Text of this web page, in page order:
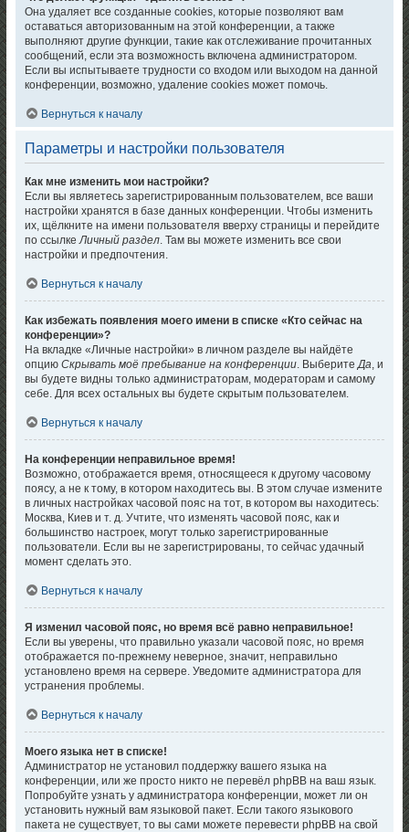
Она удаляет все созданные cookies, которые позволяют вам
оставаться авторизованным на этой конференции, а также
выполняют другие функции, такие как отслеживание прочитанных
сообщений, если эта возможность включена администратором.
Если вы испытываете трудности со входом или выходом на данной
конференции, возможно, удаление cookies может помочь.
Вернуться к началу
Параметры и настройки пользователя
Как мне изменить мои настройки?
Если вы являетесь зарегистрированным пользователем, все ваши
настройки хранятся в базе данных конференции. Чтобы изменить
их, щёлкните на имени пользователя вверху страницы и перейдите
по ссылкеЛичный раздел. Там вы можете изменить все свои
настройки и предпочтения.
Вернуться к началу
Как избежать появления моего имени в списке «Кто сейчас на
конференции»?
На вкладке «Личные настройки» в личном разделе вы найдёте
опциюСкрывать моё пребывание на конференции. ВыберитеДа, и
вы будете видны только администраторам, модераторам и самому
себе. Для всех остальных вы будете скрытым пользователем.
Вернуться к началу
На конференции неправильное время!
Возможно, отображается время, относящееся к другому часовому
поясу, а не к тому, в котором находитесь вы. В этом случае измените
в личных настройках часовой пояс на тот, в котором вы находитесь:
Москва, Киев и т. д. Учтите, что изменять часовой пояс, как и
большинство настроек, могут только зарегистрированные
пользователи. Если вы не зарегистрированы, то сейчас удачный
момент сделать это.
Вернуться к началу
Я изменил часовой пояс, но время всё равно неправильное!
Если вы уверены, что правильно указали часовой пояс, но время
отображается по-прежнему неверное, значит, неправильно
установлено время на сервере. Уведомите администратора для
устранения проблемы.
Вернуться к началу
Моего языка нет в списке!
Администратор не установил поддержку вашего языка на
конференции, или же просто никто не перевёл phpBB на ваш язык.
Попробуйте узнать у администратора конференции, может ли он
установить нужный вам языковой пакет. Если такого языкового
пакета не существует, то вы сами можете перевести phpBB на свой